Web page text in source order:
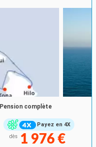
Payez en 4X
Pension complète
dès 1 976 €